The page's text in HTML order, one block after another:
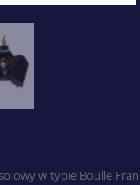
w typie Boulle